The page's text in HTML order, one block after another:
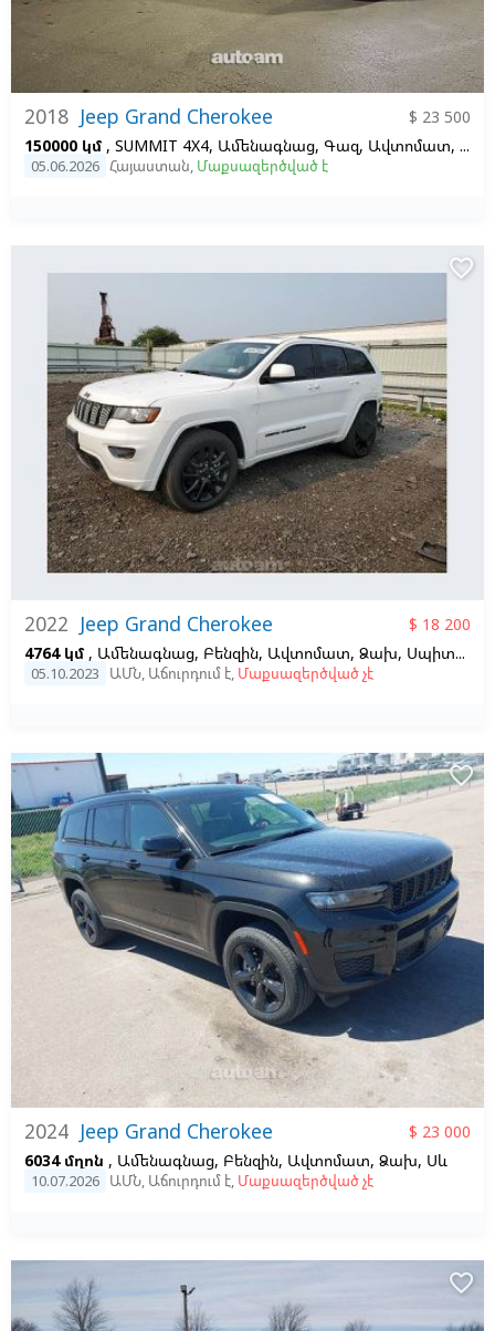
2018 Jeep Grand Cherokee
$ 23 500
150000 կմ , SUMMIT 4X4, Ամենագնաց, Գազ, Ավտոմատ, Ձախ,
05.06.2026 Հայաստան, Մաքսազերծված է
2022 Jeep Grand Cherokee
$ 18 200
4764 կմ , Ամենագնաց, Բենզին, Ավտոմատ, Ձախ, Սպիտակ
05.10.2023 ԱՄՆ, Աճուրդում է, Մաքսազերծված չէ
favorite_border
2024 Jeep Grand Cherokee
$ 23 000
6034 մղոն , Ամենագնաց, Բենզին, Ավտոմատ, Ձախ, Սև
10.07.2026 ԱՄՆ, Աճուրդում է, Մաքսազերծված չէ
favorite_border
favorite_border